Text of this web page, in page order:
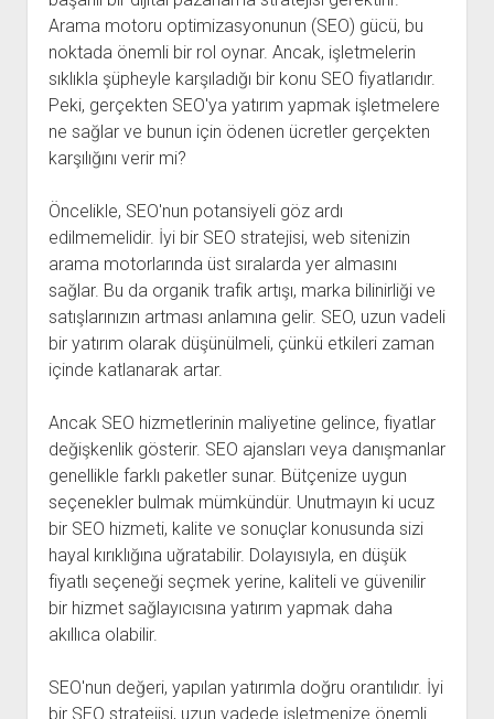
Arama motoru optimizasyonunun (SEO) gücü, bu
noktada önemli bir rol oynar. Ancak, işletmelerin
sıklıkla şüpheyle karşıladığı bir konu SEO fiyatlarıdır.
Peki, gerçekten SEO'ya yatırım yapmak işletmelere
ne sağlar ve bunun için ödenen ücretler gerçekten
karşılığını verir mi?
Öncelikle, SEO'nun potansiyeli göz ardı
edilmemelidir. İyi bir SEO stratejisi, web sitenizin
arama motorlarında üst sıralarda yer almasını
sağlar. Bu da organik trafik artışı, marka bilinirliği ve
satışlarınızın artması anlamına gelir. SEO, uzun vadeli
bir yatırım olarak düşünülmeli, çünkü etkileri zaman
içinde katlanarak artar.
Ancak SEO hizmetlerinin maliyetine gelince, fiyatlar
değişkenlik gösterir. SEO ajansları veya danışmanlar
genellikle farklı paketler sunar. Bütçenize uygun
seçenekler bulmak mümkündür. Unutmayın ki ucuz
bir SEO hizmeti, kalite ve sonuçlar konusunda sizi
hayal kırıklığına uğratabilir. Dolayısıyla, en düşük
fiyatlı seçeneği seçmek yerine, kaliteli ve güvenilir
bir hizmet sağlayıcısına yatırım yapmak daha
akıllıca olabilir.
SEO'nun değeri, yapılan yatırımla doğru orantılıdır. İyi
bir SEO stratejisi, uzun vadede işletmenize önemli